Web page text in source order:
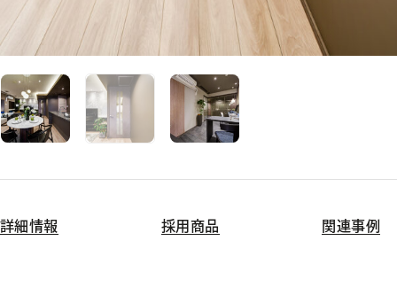
詳細情報 採用商品 関連事例